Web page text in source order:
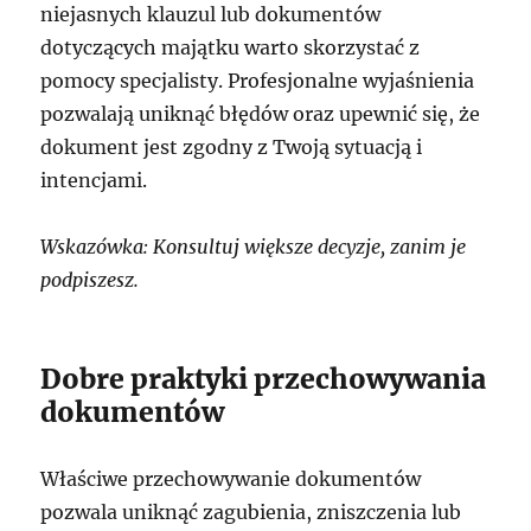
niejasnych klauzul lub dokumentów
dotyczących majątku warto skorzystać z
pomocy specjalisty. Profesjonalne wyjaśnienia
pozwalają uniknąć błędów oraz upewnić się, że
dokument jest zgodny z Twoją sytuacją i
intencjami.
Wskazówka: Konsultuj większe decyzje, zanim je
podpiszesz.
Dobre praktyki przechowywania
dokumentów
Właściwe przechowywanie dokumentów
pozwala uniknąć zagubienia, zniszczenia lub